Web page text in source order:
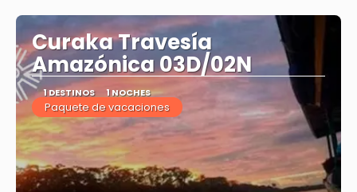
Curaka Travesía
Amazónica 03D/02N
1 DESTINOS 1 NOCHES
Paquete de vacaciones